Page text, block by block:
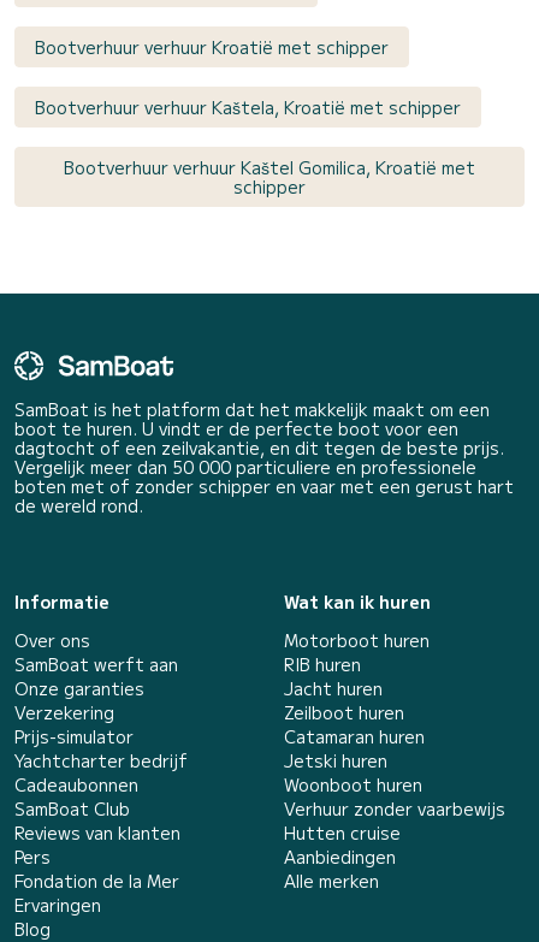
Bootverhuur verhuur Kroatië met schipper
Bootverhuur verhuur Kaštela, Kroatië met schipper
Bootverhuur verhuur Kaštel Gomilica, Kroatië met
schipper
SamBoat is het platform dat het makkelijk maakt om een
boot te huren. U vindt er de perfecte boot voor een
dagtocht of een zeilvakantie, en dit tegen de beste prijs.
Vergelijk meer dan 50 000 particuliere en professionele
boten met of zonder schipper en vaar met een gerust hart
de wereld rond.
Informatie
Over ons
SamBoat werft aan
Onze garanties
Verzekering
Prijs-simulator
Yachtcharter bedrijf
Cadeaubonnen
SamBoat Club
Reviews van klanten
Pers
Fondation de la Mer
Ervaringen
Blog
Wat kan ik huren
Motorboot huren
RIB huren
Jacht huren
Zeilboot huren
Catamaran huren
Jetski huren
Woonboot huren
Verhuur zonder vaarbewijs
Hutten cruise
Aanbiedingen
Alle merken